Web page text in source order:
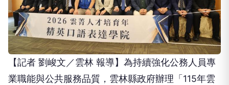
【記者 劉峻文／雲林 報導】為持續強化公務人員專
業職能與公共服務品質，雲林縣政府辦理「115年雲